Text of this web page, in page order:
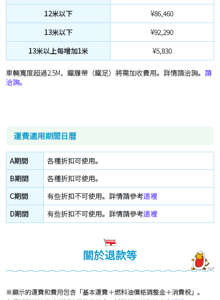
12米以下
¥86,460
13米以下
¥92,290
13米以上每增加1米
¥5,830
車輛寬度超過2.5M，鐵履帶（鐵足）將需加收費用。詳情請洽詢。 請
洽詢。
運費適用期間日曆
A期間
各種折扣可使用。
B期間
各種折扣可使用。
C期間
有些折扣不可使用。詳情請參考這裡
D期間
有些折扣不可使用。詳情請參考這裡
關於退款等
※顯示的運費和費用包含「基本運費＋燃料油價格調整金＋消費稅」。